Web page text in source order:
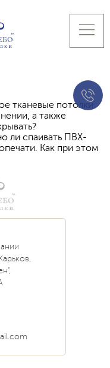
тканевые потолки
а также
ли спаивать ПВХ-
Как при этом